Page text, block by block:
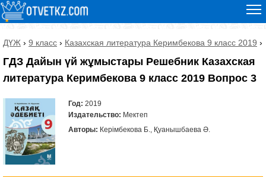
ДҮЖ › 9 класс › Казахская литература Керимбекова 9 класс 2019 ›
ГДЗ Дайын үй жұмыстары Решебник Казахская
литература Керимбекова 9 класс 2019 Вопрос 3
Год: 2019
Издательство: Мектеп
Авторы: Керімбекова Б., Қуанышбаева Ә.